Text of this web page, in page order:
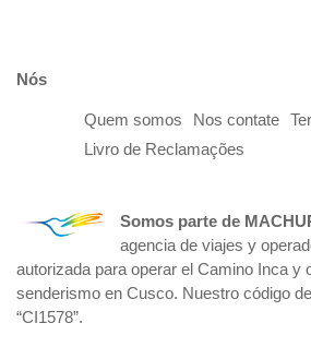
Nós
Quem somos Nos contate
Livro de Reclamações
Somos parte de
agencia de viajes y
autorizada para operar el Camino Inca y
senderismo en Cusco. Nuestro código
“CI1578”.